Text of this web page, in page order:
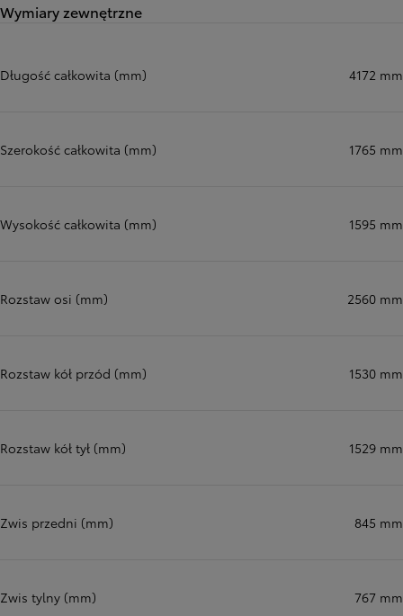
Wymiary zewnętrzne
Długość całkowita (mm) 4172 mm
Szerokość całkowita (mm) 1765 mm
Wysokość całkowita (mm) 1595 mm
Rozstaw osi (mm) 2560 mm
Rozstaw kół przód (mm) 1530 mm
Rozstaw kół tył (mm) 1529 mm
Zwis przedni (mm) 845 mm
Zwis tylny (mm) 767 mm